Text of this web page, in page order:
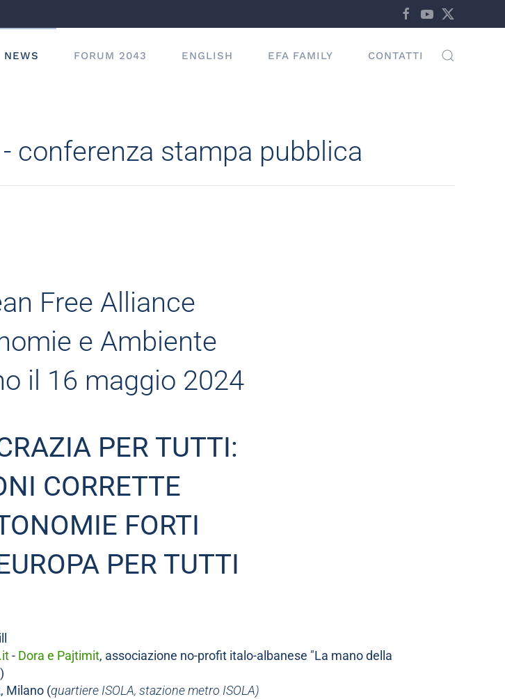
NEWS FORUM 2043 ENGLISH EFA FAMILY CONTATTI
conferenza stampa pubblica
Free Alliance
e Ambiente
il 16 maggio 2024
PER TUTTI:
CORRETTE
FORTI
PER TUTTI
- Dora e Pajtimit, associazione no-profit italo-albanese "La mano della
Milano (quartiere ISOLA, stazione metro ISOLA)